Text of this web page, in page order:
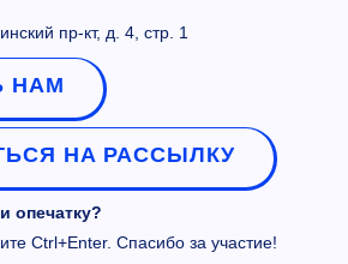
пр-кт, д. 4, стр. 1
НАМ
НА РАССЫЛКУ
опечатку?
Ctrl+Enter. Спасибо за участие!